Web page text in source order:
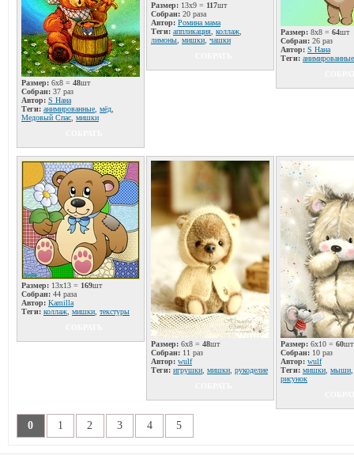
Размер: 6x8 = 48шт
Собран: 37 раз
Автор: S Нана
Теги: анимированные мёд
Медовый Спас мишки
Размер: 13x9 = 117шт
Собран: 20 раза
Автор: Ромина мама
Теги: аппликация коллаж
лимоны мишки чашки
Размер: 8x8 = 64шт
Собран: 26 раз
Автор: S Нана
Теги: анимированные
Размер: 13x13 = 169шт
Собран: 44 раза
Автор: Kamilla
Теги: коллаж мишки текстуры
Размер: 6x8 = 48шт
Собран: 11 раз
Автор: wulf
Теги: игрушки мишки рукоделие
Размер: 6x10 = 60шт
Собран: 10 раз
Автор: wulf
Теги: мишки мыши
рисунок
0 1 2 3 4 5